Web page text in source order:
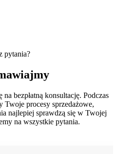
pytania?
bezpłatną konsultację. Podczas
Twoje procesy sprzedażowe,
najlepiej sprawdzą się w Twojej
na wszystkie pytania.